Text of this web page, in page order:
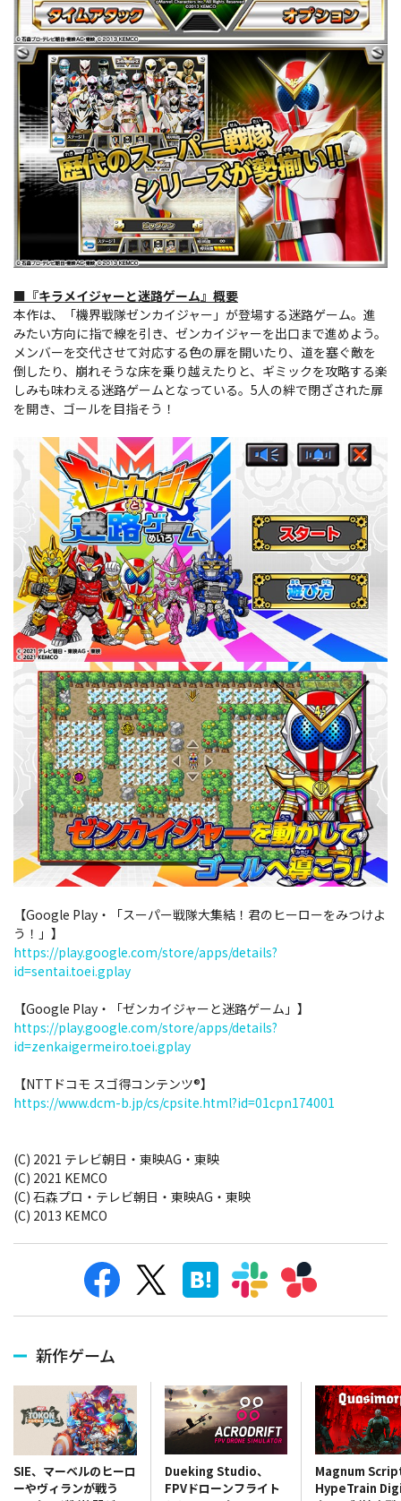
■『キラメイジャーと迷路ゲーム』概要
本作は、「機界戦隊ゼンカイジャー」が登場する迷路ゲーム。進
みたい方向に指で線を引き、ゼンカイジャーを出口まで進めよう。
メンバーを交代させて対応する色の扉を開いたり、道を塞ぐ敵を
倒したり、崩れそうな床を乗り越えたりと、ギミックを攻略する楽
しみも味わえる迷路ゲームとなっている。5人の絆で閉ざされた扉
を開き、ゴールを目指そう！
【Google Play・「スーパー戦隊大集結！君のヒーローをみつけよ
う！」】
https://play.google.com/store/apps/details?
id=sentai.toei.gplay
【Google Play・「ゼンカイジャーと迷路ゲーム」】
https://play.google.com/store/apps/details?
id=zenkaigermeiro.toei.gplay
【NTTドコモ スゴ得コンテンツ®】
https://www.dcm-b.jp/cs/cpsite.html?id=01cpn174001
(C) 2021 テレビ朝日・東映AG・東映
(C) 2021 KEMCO
(C) 石森プロ・テレビ朝日・東映AG・東映
(C) 2013 KEMCO
新作ゲーム
SIE、マーベルのヒーロ
ーやヴィランが戦う
Dueking Studio、
FPVドローンフライト
Magnum
HypeTrain